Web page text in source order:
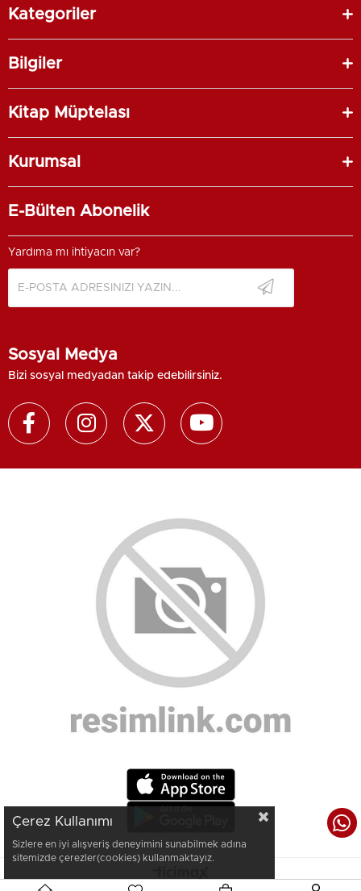
Kategoriler
Bilgiler
Kitap Müptelası
Kurumsal
E-Bülten Abonelik
Yardıma mı ihtiyacın var?
Sosyal Medya
Bizi sosyal medyadan takip edebilirsiniz.
Çerez Kullanımı
Sizlere en iyi alışveriş deneyimini sunabilmek adına
sitemizde çerezler(cookies) kullanmaktayız.